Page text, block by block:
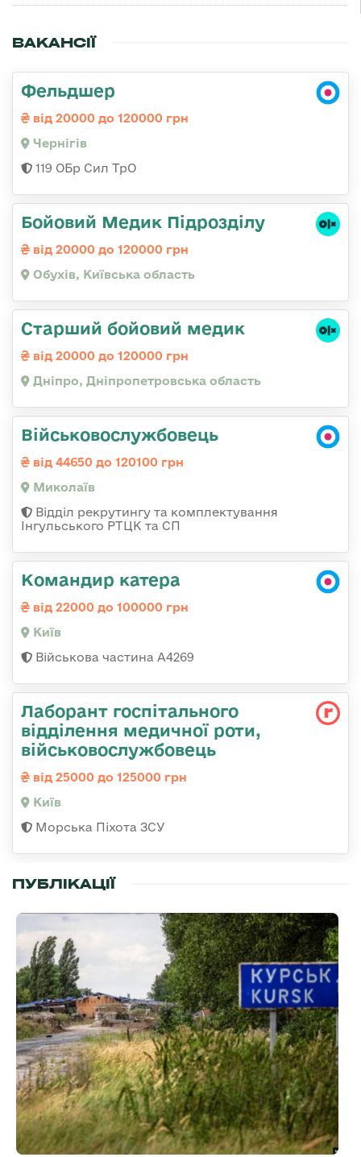
ВАКАНСІЇ
Фельдшер
від 20000 до 120000 грн
Чернігів
119 ОБр Сил ТрО
Бойовий Медик Підрозділу
від 20000 до 120000 грн
Обухів, Київська область
Старший бойовий медик
від 20000 до 120000 грн
Дніпро, Дніпропетровська область
Військовослужбовець
від 44650 до 120100 грн
Миколаїв
Відділ рекрутингу та комплектування
Інгульського РТЦК та СП
Командир катера
від 22000 до 100000 грн
Київ
Військова частина А4269
Лаборант госпітального
відділення медичної роти,
військовослужбовець
від 25000 до 125000 грн
Київ
Морська Піхота ЗСУ
ПУБЛІКАЦІЇ